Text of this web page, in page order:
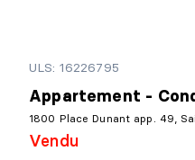
ULS: 16226795
Appartement -
1800 Place Dunant app. 49,
Vendu